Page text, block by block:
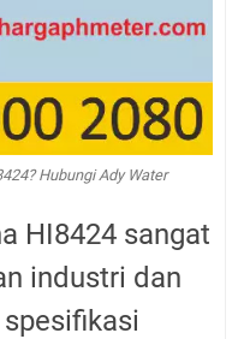
Hubungi Ady Water
HI8424 sangat
industri dan